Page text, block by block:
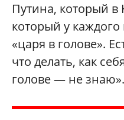
Путина, который в
который у
«царя в голове».
что делать, как
голове — не знаю».